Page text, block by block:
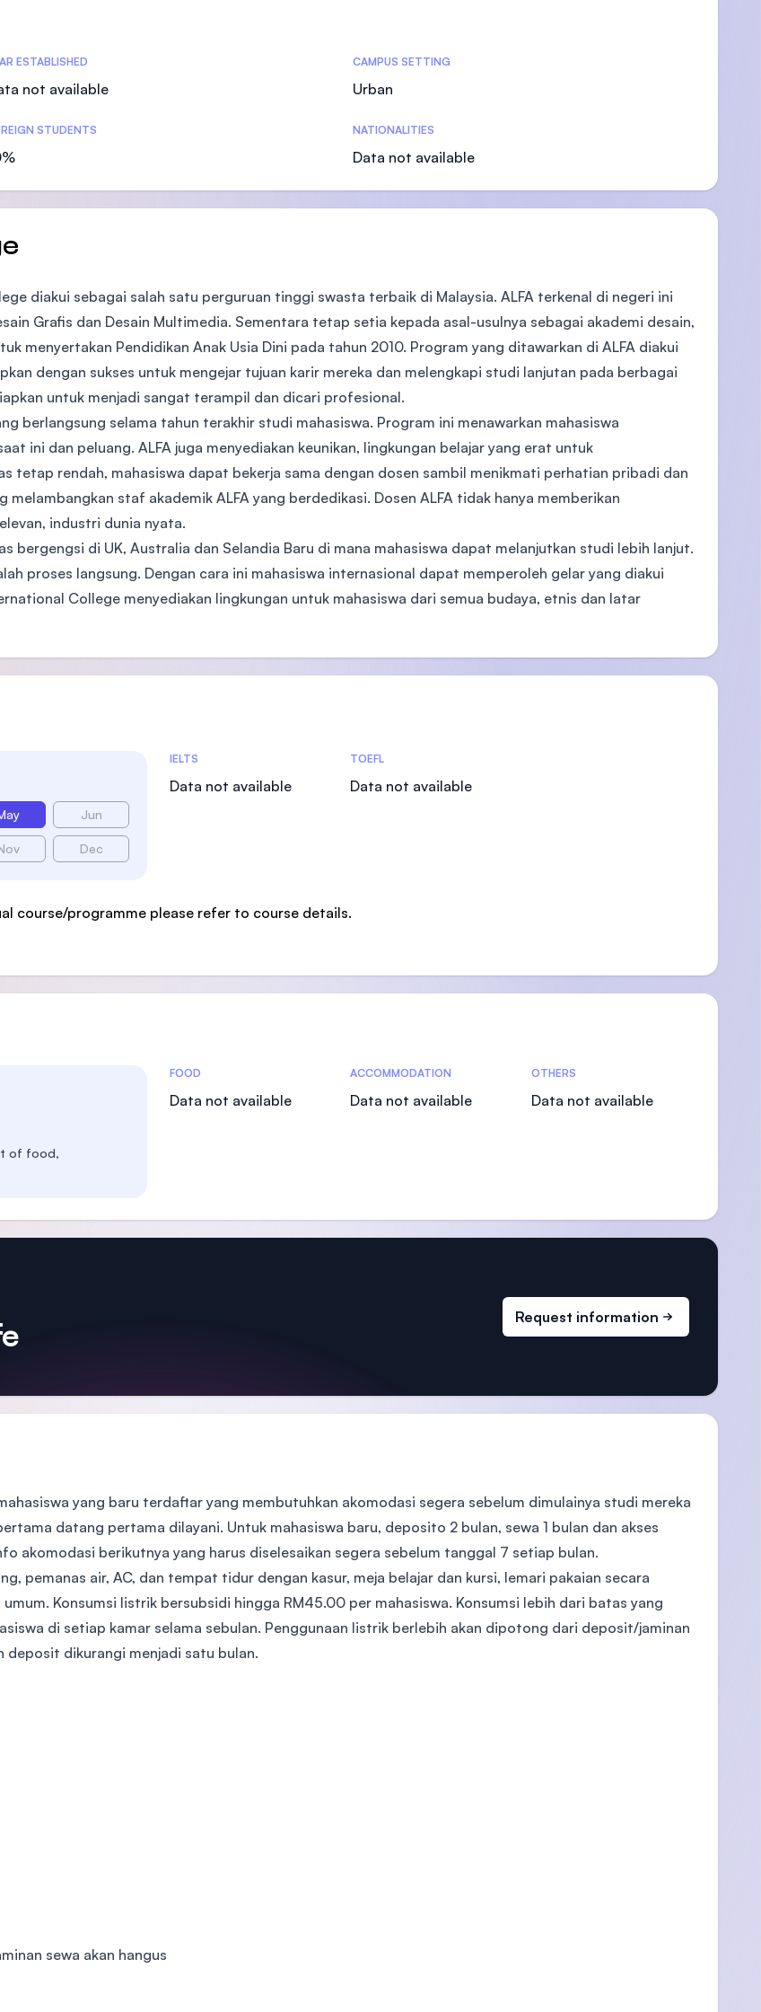
ESTABLISHED
not available
CAMPUS SETTING
Urban
STUDENTS NATIONALITIES
Data not available
diakui sebagai salah satu perguruan tinggi swasta terbaik di Malaysia. ALFA terkenal di negeri ini
Grafis dan Desain Multimedia. Sementara tetap setia kepada asal-usulnya sebagai akademi desain,
menyertakan Pendidikan Anak Usia Dini pada tahun 2010. Program yang ditawarkan di ALFA diakui
dengan sukses untuk mengejar tujuan karir mereka dan melengkapi studi lanjutan pada berbagai
untuk menjadi sangat terampil dan dicari profesional.
berlangsung selama tahun terakhir studi mahasiswa. Program ini menawarkan mahasiswa
ini dan peluang. ALFA juga menyediakan keunikan, lingkungan belajar yang erat untuk
tetap rendah, mahasiswa dapat bekerja sama dengan dosen sambil menikmati perhatian pribadi dan
staf akademik ALFA yang berdedikasi. Dosen ALFA tidak hanya memberikan
industri dunia nyata.
bergengsi di UK, Australia dan Selandia Baru di mana mahasiswa dapat melanjutkan studi lebih lanjut.
proses langsung. Dengan cara ini mahasiswa internasional dapat memperoleh gelar yang diakui
College menyediakan lingkungan untuk mahasiswa dari semua budaya, etnis dan latar
Jun
Dec
Admissions Statistics
IELTS
Data not available
TOEFL
Data not available
course/programme please refer to course details.
of food,
Costs Statistics
FOOD
Data not available
ACCOMMODATION
Data not available
OTHERS
Data not available
Request information
yang baru terdaftar yang membutuhkan akomodasi segera sebelum dimulainya studi mereka
datang pertama dilayani. Untuk mahasiswa baru, deposito 2 bulan, sewa 1 bulan dan akses
akomodasi berikutnya yang harus diselesaikan segera sebelum tanggal 7 setiap bulan.
pemanas air, AC, dan tempat tidur dengan kasur, meja belajar dan kursi, lemari pakaian secara
Konsumsi listrik bersubsidi hingga RM45.00 per mahasiswa. Konsumsi lebih dari batas yang
di setiap kamar selama sebulan. Penggunaan listrik berlebih akan dipotong dari deposit/jaminan
deposit dikurangi menjadi satu bulan.
sewa akan hangus